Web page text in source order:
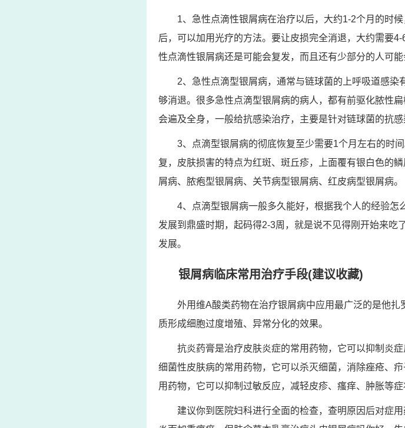
1、急性点滴性银屑病在治疗以后，大约1-2个月的时
后，可以加用光疗的方法。要让皮损完全消退，大约需要
性点滴性银屑病还是可能会复发，而且还有少部分的人可能
2、急性点滴型银屑病，通常与链球菌的上呼吸道感
够消退。很多急性点滴型银屑病的病人，都有前驱化脓性
会遍及全身，一般给抗感染治疗，主要是针对链球菌的抗
3、点滴型银屑病的彻底恢复至少需要1个月左右的时
复，皮肤损害的特点为红斑、斑丘疹，上面覆有银白色的
屑病、脓疱型银屑病、关节病型银屑病、红皮病型银屑病。
4、点滴型银屑病一般多久能好，根据我个人的经验怎
发展到鼎盛时期，起码得2-3周，就是说不见得刚开始来
发展。
银屑病临床常用治疗手段(建议收藏)
外用维A酸类药物在治疗银屑病中应用最广泛的是他
质形成细胞过度增殖、异常分化的效果。
抗炎药膏是治疗皮肤炎症的常用药物，它可以抑制炎
细菌性皮肤病的常用药物，它可以杀灭细菌，消除痤疮、
用药物，它可以抑制过敏反应，减轻皮疹、瘙痒、肿胀等症
建议你到医院妇科进行全面的检查，查明原因后对症